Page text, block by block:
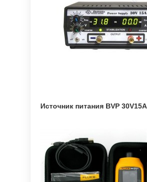
Источник питания BVP 30V15A